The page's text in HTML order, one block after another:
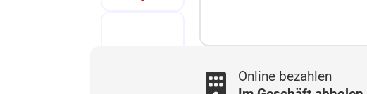
Online bezahlen